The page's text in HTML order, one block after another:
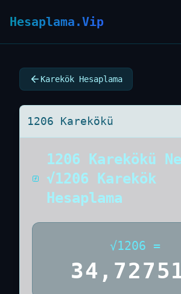
Hesaplama.Vip
Karekök Hesaplama
1206 Karekökü
1206 Karekökü
√1206 Karekök
Hesaplama
√1206 =